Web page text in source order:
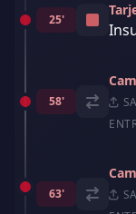
25'
58'
63'